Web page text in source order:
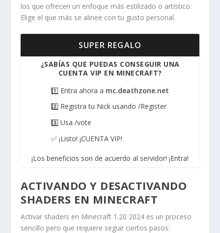
los que ofrecen un enfoque más estilizado o artístico.
Elige el que más se alinee con tu gusto personal.
SUPER REGALO
¿SABÍAS QUE PUEDAS CONSEGUIR UNA
CUENTA VIP EN MINECRAFT?
1️⃣ Entra ahora a mc.deathzone.net
2️⃣ Registra tu Nick usando /Register
3️⃣ Usa /vote
✅ ¡Listo! ¡CUENTA VIP!
¡Los beneficios son de acuerdo al servidor! ¡Entra!
ACTIVANDO Y DESACTIVANDO
SHADERS EN MINECRAFT
Activar shaders en Minecraft 1.20 2024 es un proceso
sencillo pero que requiere seguir ciertos pasos: